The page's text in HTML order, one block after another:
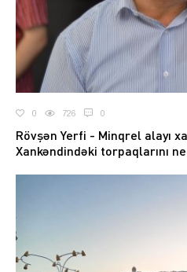
0 726 0
Rövşən Yerfi - Minqrel alayı
Xankəndindəki torpaqlarını